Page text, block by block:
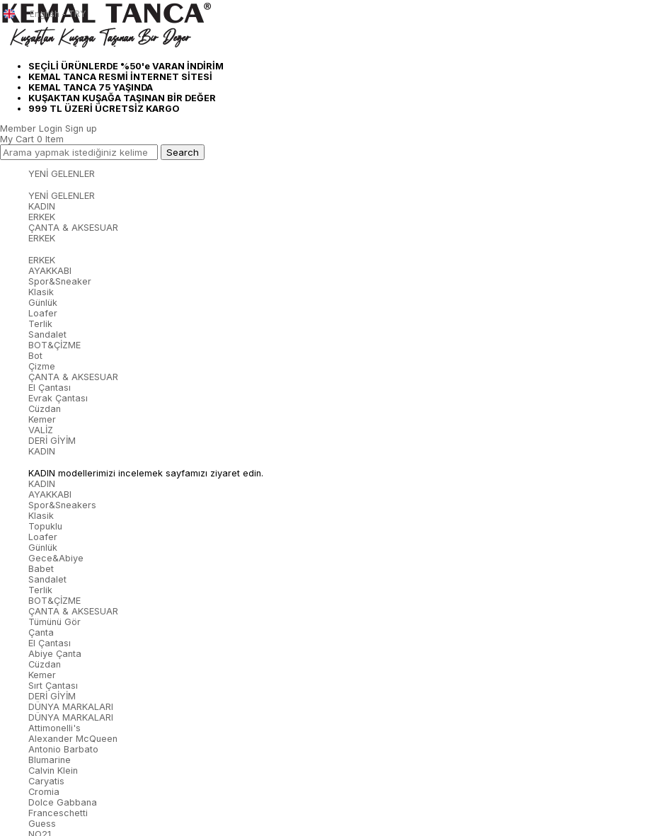
SEÇİLİ ÜRÜNLERDE %50'e VARAN İNDİRİM
KEMAL TANCA RESMİ İNTERNET SİTESİ
KEMAL TANCA 75 YAŞINDA
KUŞAKTAN KUŞAĞA TAŞINAN BİR DEĞER
999 TL ÜZERİ ÜCRETSİZ KARGO
English - TRY
Member Login Sign up
My Cart 0 Item
YENİ GELENLER
YENİ GELENLER
KADIN
ERKEK
ÇANTA & AKSESUAR
ERKEK
ERKEK
AYAKKABI
Spor&Sneaker
Klasik
Günlük
Loafer
Terlik
Sandalet
BOT&ÇİZME
Bot
Çizme
ÇANTA & AKSESUAR
El Çantası
Evrak Çantası
Cüzdan
Kemer
VALİZ
DERİ GİYİM
KADIN
KADIN modellerimizi incelemek sayfamızı ziyaret edin.
KADIN
AYAKKABI
Spor&Sneakers
Klasik
Topuklu
Loafer
Günlük
Gece&Abiye
Babet
Sandalet
Terlik
BOT&ÇİZME
ÇANTA & AKSESUAR
Tümünü Gör
Çanta
El Çantası
Abiye Çanta
Cüzdan
Kemer
Sırt Çantası
DERİ GİYİM
DÜNYA MARKALARI
DÜNYA MARKALARI
Attimonelli's
Alexander McQueen
Antonio Barbato
Blumarine
Calvin Klein
Caryatis
Cromia
Dolce Gabbana
Franceschetti
Guess